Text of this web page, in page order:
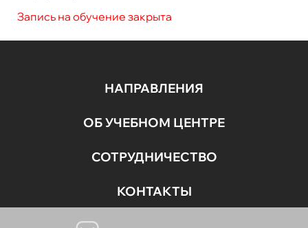
Запись на обучение закрыта
НАПРАВЛЕНИЯ
ОБ УЧЕБНОМ ЦЕНТРЕ
СОТРУДНИЧЕСТВО
КОНТАКТЫ